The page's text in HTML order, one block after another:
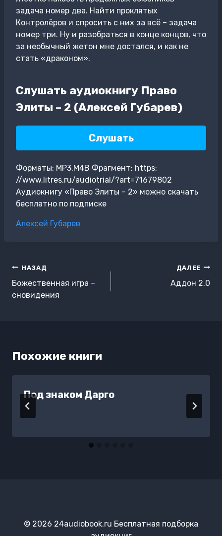
задача номер два. Найти проклятых
Контролёров и спросить с них за всё – задача
номер три. Ну и разобраться в конце концов, что
за необычный жетон мне достался, и как не
стать «драконом».
Слушать аудиокнигу Право
Элиты – 2 (Алексей Губарев)
Слушать
Форматы: MP3,M4B Фрагмент: https:
//www.litres.ru/audiotrial/?art=71679802
Аудиокнигу «Право Элиты – 2» можно скачать
бесплатно по подписке
Метки
Алексей Губарев
Навигация
по
записям
НАЗАД
Божественная игра –
сновидения
ДАЛЕЕ
Аддон 2.0
Похожие книги
Под знаком Дарго
© 2026 24audiobook.ru Бесплатная подборка